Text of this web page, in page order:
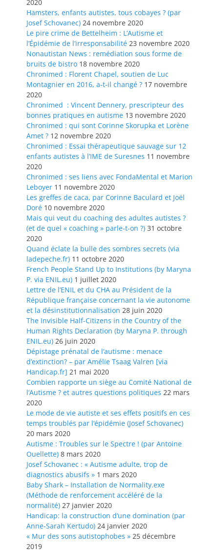
2020
Hamsters, enfants autistes, tous cobayes ? (par
Josef Schovanec) 24 novembre 2020
Le pire crime de Bettelheim : L’Autisme et
l’Épidémie de l’irresponsabilité 23 novembre 2020
Nonautistan News : remédiation sous forme de
bruits de bistro 18 novembre 2020
Chronimed : Florent Chapel, soutien de Luc
Montagnier en 2016, a-t-il changé ? 17 novembre
2020
Chronimed : Vincent Dennery, prescripteur des
bonnes pratiques en autisme 13 novembre 2020
Chronimed : qui sont Corinne Skorupka et Lorène
Amet ? 12 novembre 2020
Chronimed : Essai thérapeutique sauvage sur 12
enfants autistes à l’IME de Suresnes 11 novembre
2020
Chronimed : ses liens avec FondaMental et Marion
Leboyer 11 novembre 2020
Les greffes de caca, par Corinne Baculard et Joël
Doré 10 novembre 2020
Mais qui veut du coaching des adultes autistes ?
(et de quel « coaching » parle-t-on ?) 31 octobre
2020
Quand éclate la bulle des sombres secrets (via
ladepeche.fr) 11 octobre 2020
French People Stand Up to Institutions (by Maryna
P. via ENIL.eu) 1 juillet 2020
Lettre de l’ENIL et du CHA au Président de la
République française concernant la vie autonome
et la désinstitutionnalisation 28 juin 2020
The Invisible Half-Citizens in the Country of the
Human Rights Declaration (by Maryna P. through
ENIL.eu) 26 juin 2020
Dépistage prénatal de l’autisme : menace
d’extinction? – par Amélie Tsaag Valren [via
Handicap.fr] 21 mai 2020
Combien rapporte un siège au Comité National de
l’Autisme ? et autres questions politiques 22 mars
2020
Le mode de vie autiste et ses effets positifs en ces
temps troublés par l’épidémie (Josef Schovanec)
20 mars 2020
Autisme : Troubles sur le Spectre ! (par Antoine
Ouellette) 8 mars 2020
Josef Schovanec : « Autisme adulte, trop de
diagnostics abusifs » 1 mars 2020
Baby Shark – Installation de Normality.exe
(Méthode de renforcement accéléré de la
normalité) 27 janvier 2020
Handicap: la construction d’une domination (par
Anne-Sarah Kertudo) 24 janvier 2020
« Mur des sons autistophobes » 25 décembre
2019